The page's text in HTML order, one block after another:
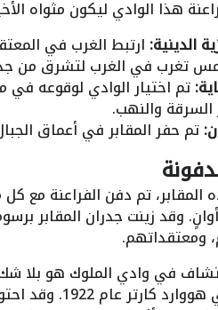
هذا الوادي ليكون مثواه
الدينية: ارتبط الغرب في
تغرب في الغرب لتشرق من
تم اختيار الوادي لوقوعه
والنهب.
تم حفر المقابر في أعماق
المقابر، تم دفن الفراعنة مع
وقد زينت جدران المقابر
ومعتقداتهم.
في وادي الملوك هو بلا شك
البريطاني